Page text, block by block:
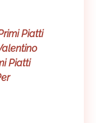
Piatti
Piatti